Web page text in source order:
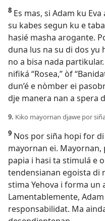
8 Es mas, si Adam ku
su kabes segun ku e
hasié masha arogante.
duna lus na su di dos yu
no a bisa nada
nifiká “Rosea,” òf
dun’é e nòmber ei
dje manera nan a spera
9. Kiko mayornan djawe por
9 Nos por siña hopi for
mayornan ei. Mayornan,
papia i hasi ta stimulá e
tendensianan egoista di
stima Yehova i forma un
Lamentablemente,
responsabilidat. Ma